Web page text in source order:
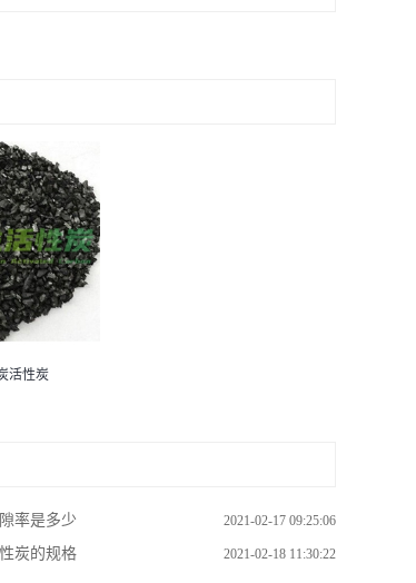
活性炭
率是多少 2021-02-17 09:25:06
炭的规格 2021-02-18 11:30:22